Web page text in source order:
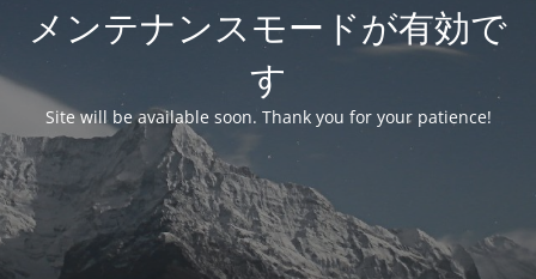
メンテナンスモードが有効で
す
Site will be available soon. Thank you for your patience!